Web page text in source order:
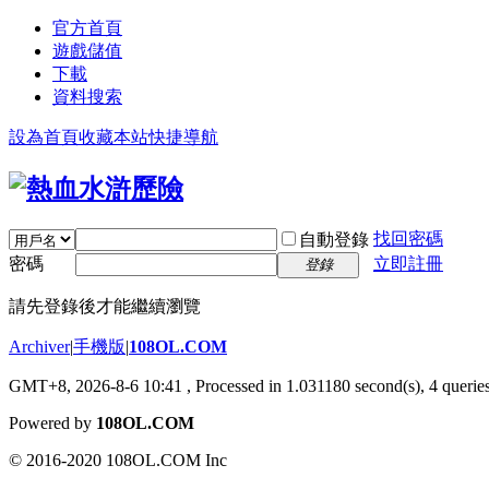
官方首頁
遊戲儲值
下載
資料搜索
設為首頁收藏本站快捷導航
自動登錄 找回密碼
密碼
登錄 立即註冊
請先登錄後才能繼續瀏覽
Archiver|手機版|108OL.COM
GMT+8, 2026-8-6 10:41 , Processed in 1.031180 second(s), 4
Powered by 108OL.COM
© 2016-2020 108OL.COM Inc